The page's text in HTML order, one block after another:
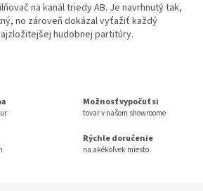
na kanál triedy AB. Je navrhnutý tak,
no zároveň dokázal vyťažiť každý
hudobnej partitúry.
Možnosť vypočuť si
tovar v našom showroome
Rýchle doručenie
na akékoľvek miesto